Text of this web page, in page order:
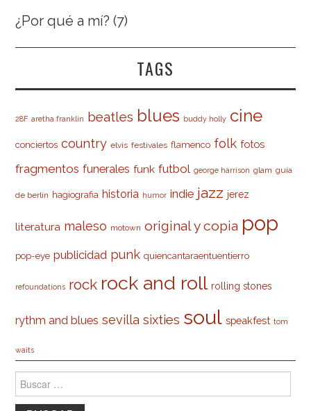
¿Por qué a mí? (7)
TAGS
28F aretha franklin beatles blues buddy holly cine
conciertos country elvis festivales flamenco folk fotos
fragmentos funerales funk futbol george harrison glam guía
de berlín hagiografia historia humor indie jazz jerez
literatura maleso motown original y copia pop
pop-eye publicidad punk quiencantaraentuentierro
refoundations rock rock and roll rolling stones
rythm and blues sevilla sixties soul speakfest tom
waits
Buscar: